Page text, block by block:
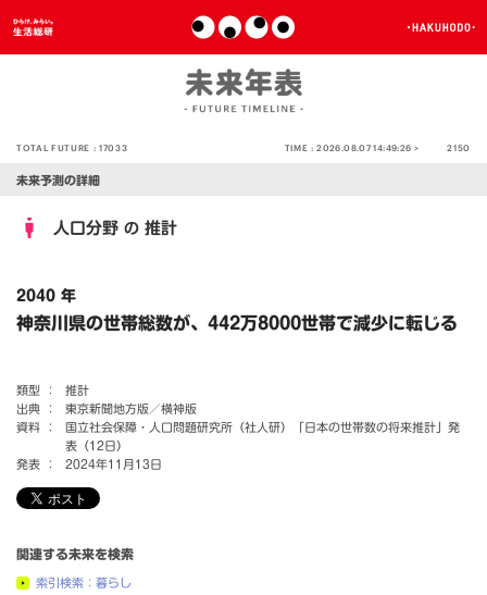
TOTAL FUTURE :17033 TIME :2026.08.07 14:49:26 > 2150
未来予測の詳細
人口分野 の 推計
2040 年
神奈川県の世帯総数が、442万8000世帯で減少に転じる
類型 ：
推計
出典 ：
東京新聞地方版／横神版
資料 ：
国立社会保障・人口問題研究所（社人研）「日本の世帯数の将来推計」発
表（12日）
発表 ：
2024年11月13日
関連する未来を検索
索引検索：暮らし